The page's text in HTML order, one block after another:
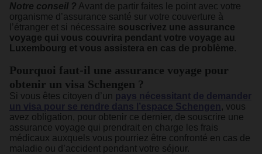
Notre conseil ? Avant de partir faites le point avec votre
organisme d’assurance santé sur votre couverture à
l’étranger et si nécessaire souscrivez une assurance
voyage qui vous couvrira pendant votre voyage au
Luxembourg et vous assistera en cas de problème.
Pourquoi faut-il une assurance voyage pour
obtenir un visa Schengen ?
Si vous êtes citoyen d’un pays nécessitant de demander
un visa pour se rendre dans l’espace Schengen , vous
avez obligation, pour obtenir ce dernier, de souscrire une
assurance voyage qui prendrait en charge les frais
médicaux auxquels vous pourriez être confronté en cas de
maladie ou d’accident pendant votre séjour.